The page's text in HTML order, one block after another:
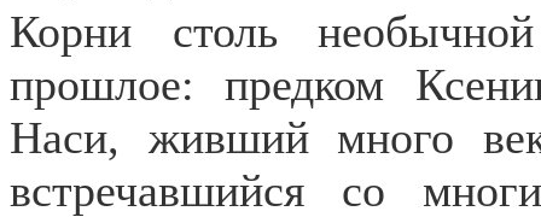
Корни столь
прошлое: предком
Наси, живший много
встречавшийся со